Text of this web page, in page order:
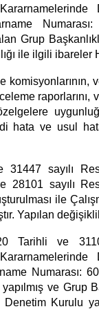
Grup
ile ilgili
hata ve usul
31447 sayılı
28101 sayılı
ile
Yapılan
ve 31103
Numarası:
ve Grup
Denetim Kurulu